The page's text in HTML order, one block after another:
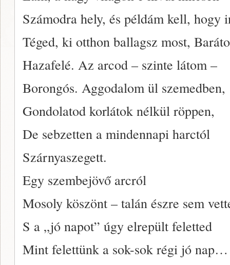
Számodra hely, és példám kell, hogy
Téged, ki otthon ballagsz most,
Hazafelé. Az arcod – szinte látom –
Borongós. Aggodalom ül szemedben,
Gondolatod korlátok nélkül röppen,
De sebzetten a mindennapi harctól
Szárnyaszegett.
Egy szembejövő arcról
Mosoly köszönt – talán észre sem
S a „jó napot” úgy elrepült feletted
Mint felettünk a sok-sok régi jó nap…